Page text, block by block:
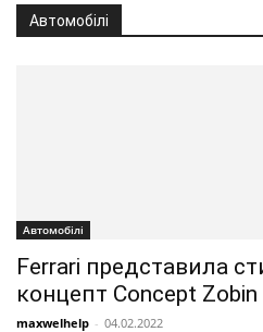
Автомобілі
Автомобілі
Ferrari представила
концепт Concept Zobin
maxwelhelp - 04.02.2022